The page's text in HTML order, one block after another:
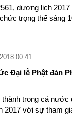
dương lịch
trọng thể sáng
00:41
Đại lễ Phật đản
thành trong cả
2017 với sự tham